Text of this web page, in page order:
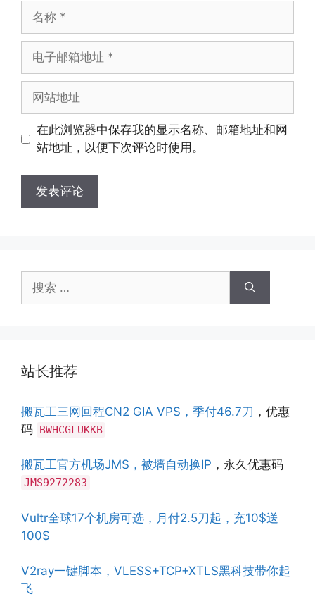
邮
址
址
在此浏览器中保存我的显示名称、邮箱地址和网
站地址，以便下次评论时使用。
索：
站长推荐
搬瓦工三网回程CN2 GIA VPS，季付46.7刀 ，优惠
码 BWHCGLUKKB
搬瓦工官方机场JMS，被墙自动换IP ，永久优惠码
JMS9272283
Vultr全球17个机房可选，月付2.5刀起，充10$送
100$
V2ray一键脚本，VLESS+TCP+XTLS黑科技带你起
飞